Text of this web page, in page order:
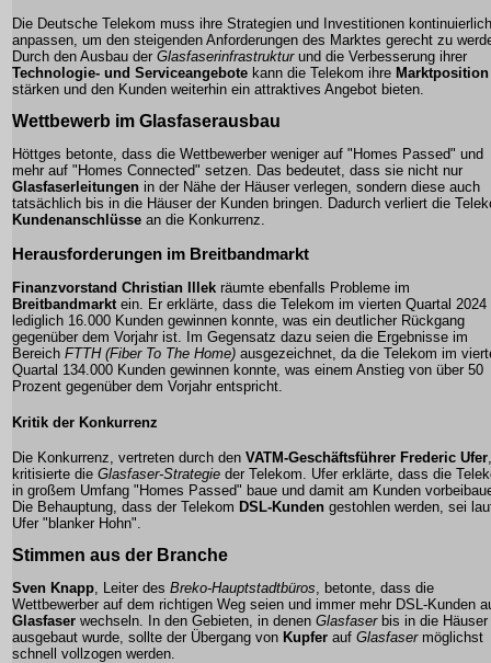
Die Deutsche Telekom muss ihre Strategien und Investitionen kontinuierlich
anpassen, um den steigenden Anforderungen des Marktes gerecht zu
Durch den Ausbau der Glasfaserinfrastrukturund die Verbesserung ihrer
Technologie- und Serviceangebote kann die Telekom ihre Marktposition
stärken und den Kunden weiterhin ein attraktives Angebot bieten.
Wettbewerb im Glasfaserausbau
Höttges betonte, dass die Wettbewerber weniger auf "Homes Passed" und
mehr auf "Homes Connected" setzen. Das bedeutet, dass sie nicht nur
Glasfaserleitungen in der Nähe der Häuser verlegen, sondern diese auch
tatsächlich bis in die Häuser der Kunden bringen. Dadurch verliert die
Kundenanschlüsse an die Konkurrenz.
Herausforderungen im Breitbandmarkt
Finanzvorstand Christian Illek räumte ebenfalls Probleme im
Breitbandmarktein. Er erklärte, dass die Telekom im vierten Quartal 2024
lediglich 16.000 Kunden gewinnen konnte, was ein deutlicher Rückgang
gegenüber dem Vorjahr ist. Im Gegensatz dazu seien die Ergebnisse im
Bereich FTTH (Fiber To The Home) ausgezeichnet, da die Telekom im
Quartal 134.000 Kunden gewinnen konnte, was einem Anstieg von über 50
Prozent gegenüber dem Vorjahr entspricht.
Kritik der Konkurrenz
Die Konkurrenz, vertreten durch den VATM-Geschäftsführer Frederic Ufer
kritisierte die Glasfaser-Strategie der Telekom. Ufer erklärte, dass die
in großem Umfang "Homes Passed" baue und damit am Kunden
Die Behauptung, dass der Telekom DSL-Kunden gestohlen werden, sei
Ufer "blanker Hohn".
Stimmen aus der Branche
Sven Knapp , Leiter des Breko-Hauptstadtbüros , betonte, dass die
Wettbewerber auf dem richtigen Weg seien und immer mehr DSL-Kunden
Glasfaser wechseln. In den Gebieten, in denen Glasfaserbis in die Häuser
ausgebaut wurde, sollte der Übergang von Kupfer auf Glasfasermöglichst
schnell vollzogen werden.